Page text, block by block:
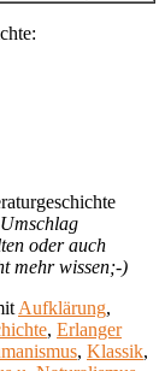
oder auch
mehr wissen;-)
Aufklärung,
, Erlanger
, Klassik,